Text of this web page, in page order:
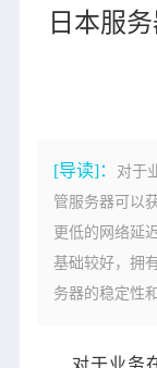
日本服
[导读]：
对于
管服务器可以
更低的网络延
基础较好，拥
务器的稳定性
对于业务